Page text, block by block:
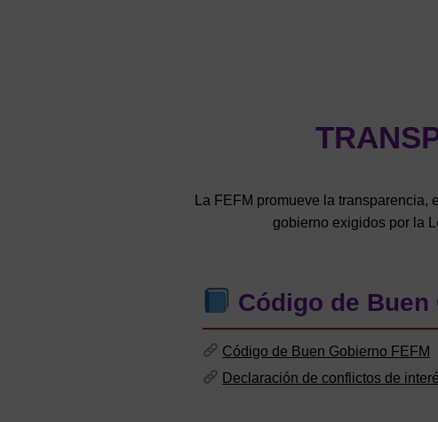
La FEFM promueve la
gobierno exigidos por la
Código de Buen
Código de Buen Gobierno FEFM
Declaración de conflictos de